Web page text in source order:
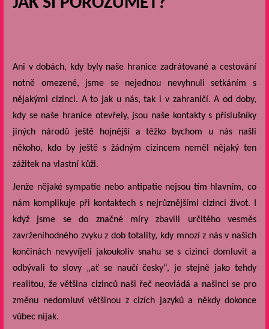
Ani v dobách, kdy byly naše hranice zadrátované a cestování
notně omezené, jsme se nejednou nevyhnuli setkáním s
nějakými cizinci. A to jak u nás, tak i v zahraničí. A od doby,
kdy se naše hranice otevřely, jsou naše kontakty s příslušníky
jiných národů ještě hojnější a těžko bychom u nás našli
někoho, kdo by ještě s žádným cizincem neměl nějaký ten
zážitek na vlastní kůži.
Jenže nějaké sympatie nebo antipatie nejsou tím hlavním, co
nám komplikuje při kontaktech s nejrůznějšími cizinci život. I
když jsme se do značné míry zbavili určitého vesměs
zavrženíhodného zvyku z dob totality, kdy mnozí z nás v našich
končinách nevyvíjeli jakoukoliv snahu se s cizinci domluvit a
odbývali to slovy „ať se naučí česky“, je stejně jako tehdy
realitou, že většina cizinců naši řeč neovládá a našinci se pro
změnu nedomluví většinou z cizích jazyků a někdy dokonce
vůbec nijak.